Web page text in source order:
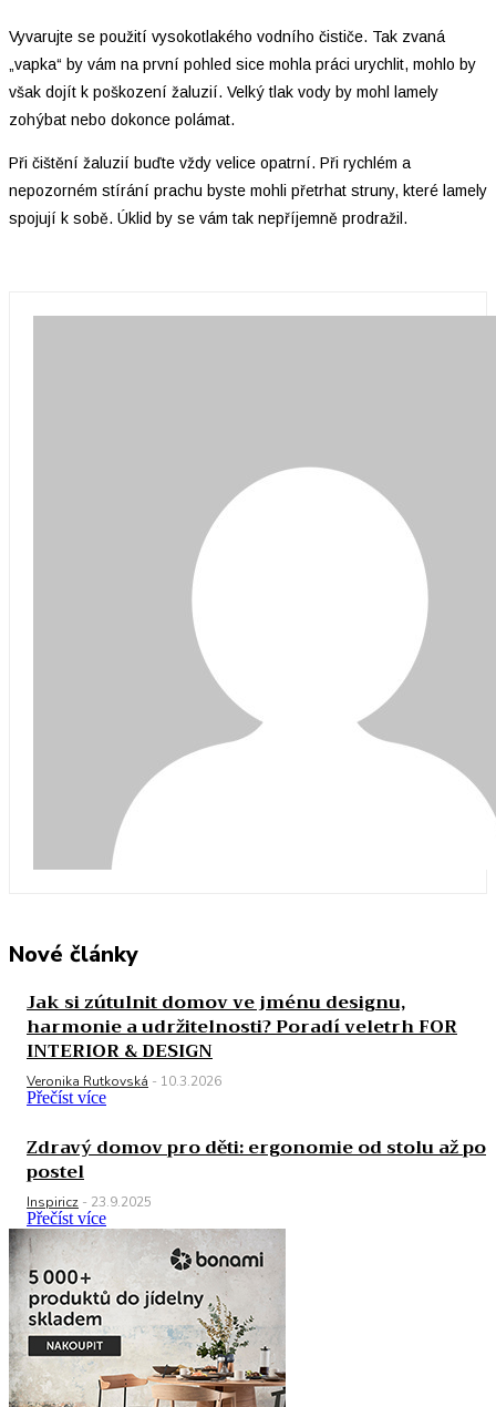
Vyvarujte se použití vysokotlakého vodního čističe. Tak zvaná
„vapka“ by vám na první pohled sice mohla práci urychlit, mohlo by
však dojít k poškození žaluzií. Velký tlak vody by mohl lamely
zohýbat nebo dokonce polámat.
Při čištění žaluzií buďte vždy velice opatrní. Při rychlém a
nepozorném stírání prachu byste mohli přetrhat struny, které lamely
spojují k sobě. Úklid by se vám tak nepříjemně prodražil.
Nové články
Jak si zútulnit domov ve jménu designu,
harmonie a udržitelnosti? Poradí veletrh FOR
INTERIOR & DESIGN
Veronika Rutkovská - 10.3.2026
Přečíst více
Zdravý domov pro děti: ergonomie od stolu až po
postel
Inspiricz - 23.9.2025
Přečíst více